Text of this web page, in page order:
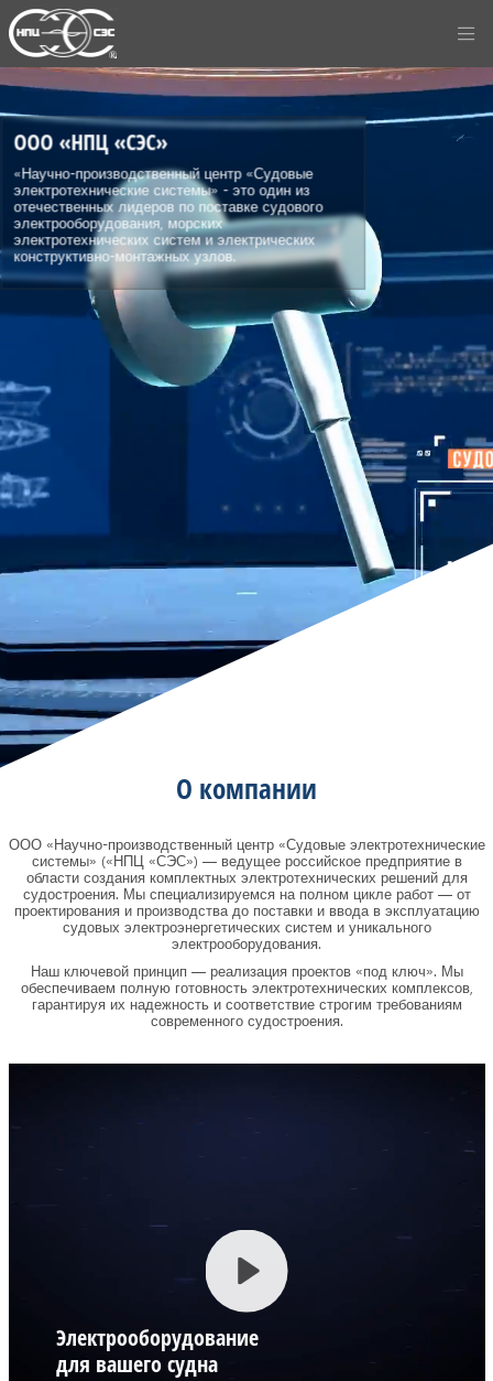
ООО «НПЦ «СЭС»
«Научно-производственный центр «Судовые
электротехнические системы» - это один из
отечественных лидеров по поставке судового
электрооборудования, морских
электротехнических систем и электрических
конструктивно-монтажных узлов.
О компании
ООО «Научно-производственный центр «Судовые электротехнические
системы» («НПЦ «СЭС») — ведущее российское предприятие в
области создания комплектных электротехнических решений для
судостроения. Мы специализируемся на полном цикле работ — от
проектирования и производства до поставки и ввода в эксплуатацию
судовых электроэнергетических систем и уникального
электрооборудования.
Наш ключевой принцип — реализация проектов «под ключ». Мы
обеспечиваем полную готовность электротехнических комплексов,
гарантируя их надежность и соответствие строгим требованиям
современного судостроения.
Электрооборудование
для вашего судна